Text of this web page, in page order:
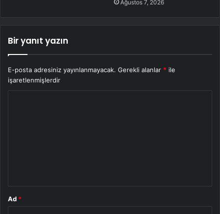
Ağustos 7, 2026
Bir yanıt yazın
E-posta adresiniz yayınlanmayacak. Gerekli alanlar * ile
işaretlenmişlerdir
Ad *